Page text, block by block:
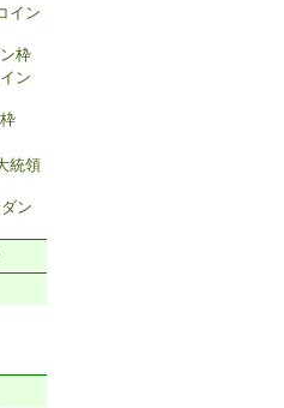
イン
枠
ン
統領
ン